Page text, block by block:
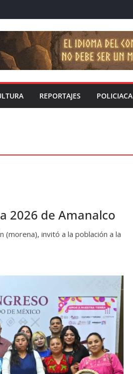
REPORTAJES POLICIACA
2026 de Amanalco
(morena), invitó a la población a la